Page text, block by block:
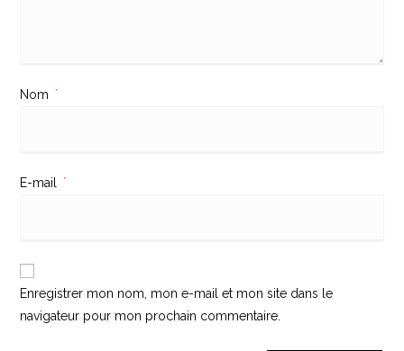
Nom *
E-mail *
Enregistrer mon nom, mon e-mail et mon site dans le
navigateur pour mon prochain commentaire.